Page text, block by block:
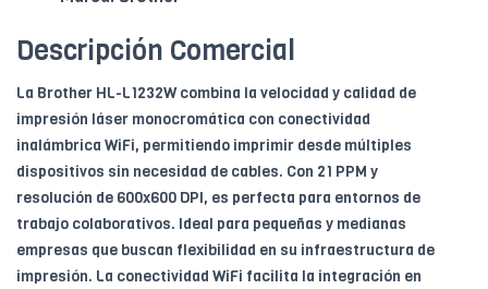
Descripción Comercial
La Brother HL-L1232W combina la velocidad y calidad de
impresión láser monocromática con conectividad
inalámbrica WiFi, permitiendo imprimir desde múltiples
dispositivos sin necesidad de cables. Con 21 PPM y
resolución de 600x600 DPI, es perfecta para entornos de
trabajo colaborativos. Ideal para pequeñas y medianas
empresas que buscan flexibilidad en su infraestructura de
impresión. La conectividad WiFi facilita la integración en